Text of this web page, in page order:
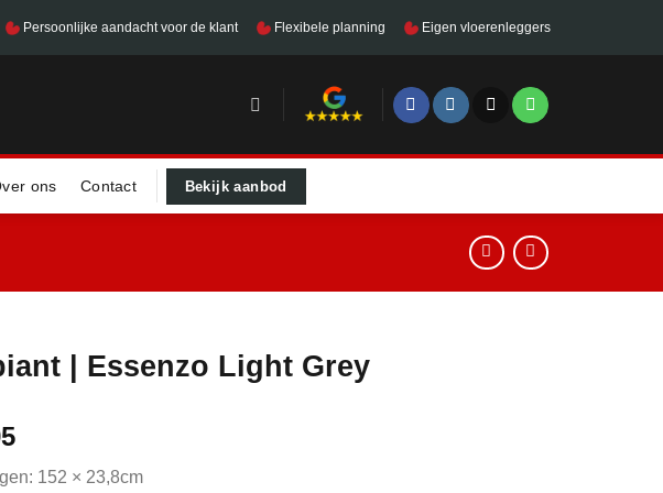
Persoonlijke aandacht voor de klant Flexibele planning Eigen vloerenleggers
ons Contact Bekijk aanbod
| Essenzo Light Grey
152 × 23,8cm